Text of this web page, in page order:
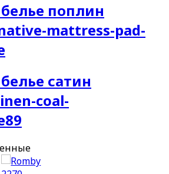
поплин
сатин